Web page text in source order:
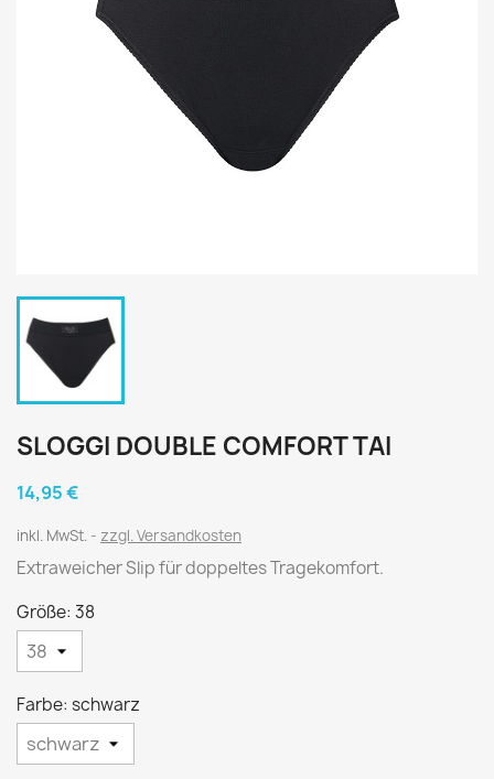
SLOGGI DOUBLE COMFORT TAI
14,95 €
inkl. MwSt. zzgl. Versandkosten
Extraweicher Slip für doppeltes Tragekomfort.
Größe: 38
Farbe: schwarz